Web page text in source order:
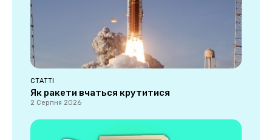
СТАТТІ
Як ракети вчаться крутитися
2 Серпня 2026